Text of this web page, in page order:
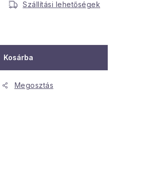
Szállítási lehetőségek
Kosárba
Megosztás